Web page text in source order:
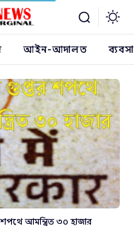
আইন-আদালত ব্যবসা
আমন্ত্রিত ৩০ হাজার